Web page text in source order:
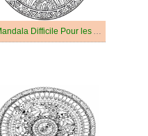
Mandala Difficile Pour les Adultes